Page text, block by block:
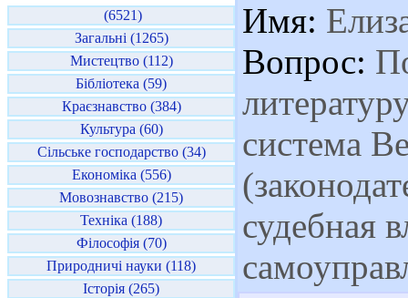
(6521)
Загальні (1265)
Мистецтво (112)
Бібліотека (59)
Краєзнавство (384)
Культура (60)
Сільське господарство (34)
Економіка (556)
Мовознавство (215)
Техніка (188)
Філософія (70)
Природничі науки (118)
Історія (265)
Имя:
Вопрос:
система
судебная